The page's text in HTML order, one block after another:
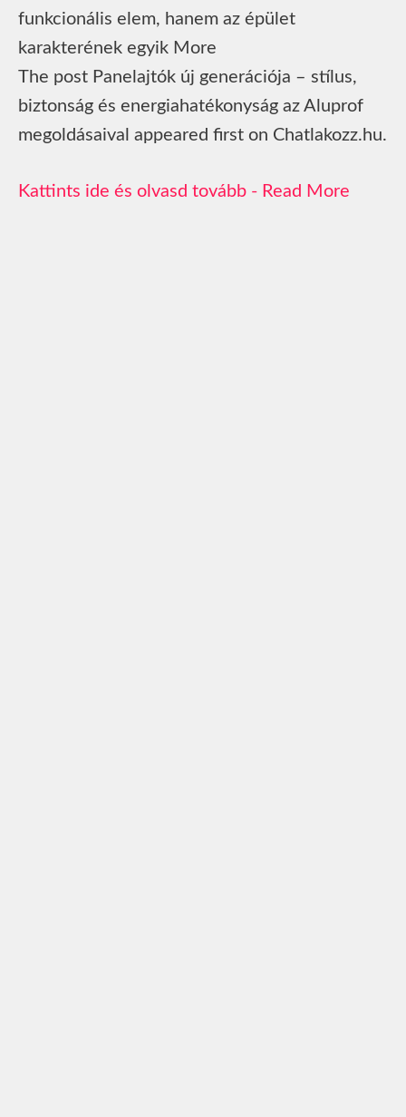
funkcionális elem, hanem az épület
karakterének egyik More
The post Panelajtók új generációja – stílus,
biztonság és energiahatékonyság az Aluprof
megoldásaival appeared first on Chatlakozz.hu.
Read More